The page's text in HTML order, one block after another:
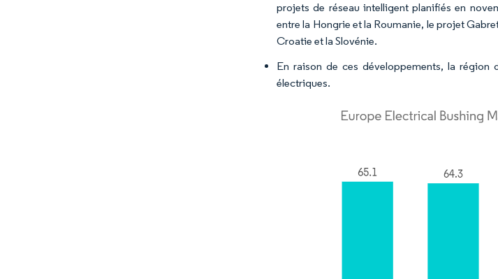
projets de réseau intelligent planifiés en
entre la Hongrie et la Roumanie, le projet
Croatie et la Slovénie.
En raison de ces développements, la
électriques.